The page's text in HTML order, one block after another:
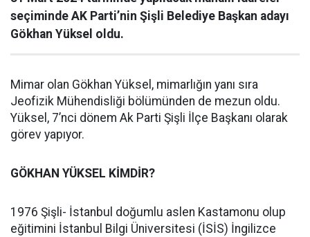
seçiminde AK Parti’nin Şişli Belediye Başkan adayı
Gökhan Yüksel oldu.
Mimar olan Gökhan Yüksel, mimarlığın yanı sıra
Jeofizik Mühendisliği bölümünden de mezun oldu.
Yüksel, 7’nci dönem Ak Parti Şişli İlçe Başkanı olarak
görev yapıyor.
GÖKHAN YÜKSEL KİMDİR?
1976 Şişli- İstanbul doğumlu aslen Kastamonu olup
eğitimini İstanbul Bilgi Üniversitesi (İSİS) İngilizce